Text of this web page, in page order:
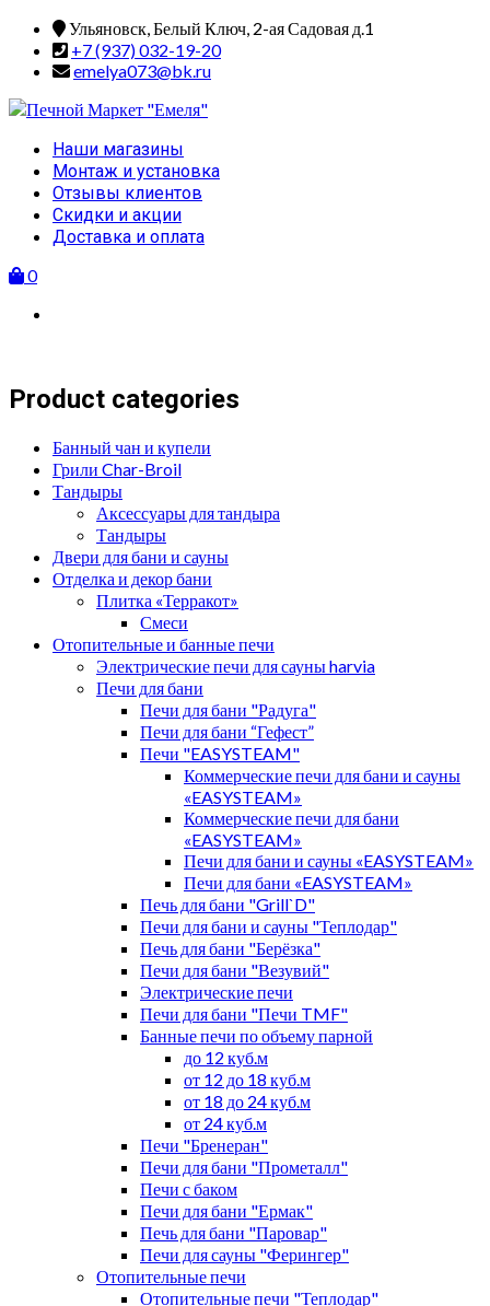
Skip
content
Ульяновск, Белый Ключ, 2-ая Садовая д.1
+7 (937) 032-19-20
emelya073@bk.ru
Primary
Menu
Наши магазины
Монтаж и установка
Отзывы клиентов
Скидки и акции
Доставка и оплата
0
Product categories
Банный чан и купели
Грили Char-Broil
Тандыры
Аксессуары для тандыра
Тандыры
Двери для бани и сауны
Отделка и декор бани
Плитка «Терракот»
Смеси
Отопительные и банные печи
Электрические печи для сауны harvia
Печи для бани
Печи для бани "Радуга"
Печи для бани “Гефест”
Печи "EASYSTEAM"
Коммерческие печи для бани и сауны
«EASYSTEAM»
Коммерческие печи для бани
«EASYSTEAM»
Печи для бани и сауны «EASYSTEAM»
Печи для бани «EASYSTEAM»
Печь для бани "Grill`D"
Печи для бани и сауны "Теплодар"
Печь для бани "Берёзка"
Печи для бани "Везувий"
Электрические печи
Печи для бани "Печи TMF"
Банные печи по объему парной
до 12 куб.м
от 12 до 18 куб.м
от 18 до 24 куб.м
от 24 куб.м
Печи "Бренеран"
Печи для бани "Прометалл"
Печи с баком
Печи для бани "Ермак"
Печь для бани "Паровар"
Печи для сауны "Ферингер"
Отопительные печи
Отопительные печи "Теплодар"